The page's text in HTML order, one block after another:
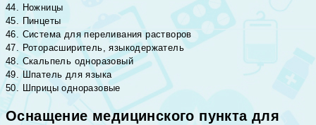
44. Ножницы
45. Пинцеты
46. Система для переливания растворов
47. Роторасширитель, языкодержатель
48. Скальпель одноразовый
49. Шпатель для языка
50. Шприцы одноразовые
Оснащение медицинского пункта для